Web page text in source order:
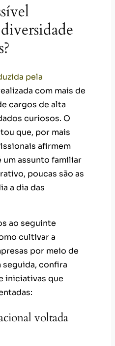
pela
com mais de
cargos de alta
curiosos. O
que, por mais
afirmem
um assunto familiar
poucas são as
a dia das
ao seguinte
cultivar a
por meio de
seguida, confira
iniciativas que
voltada